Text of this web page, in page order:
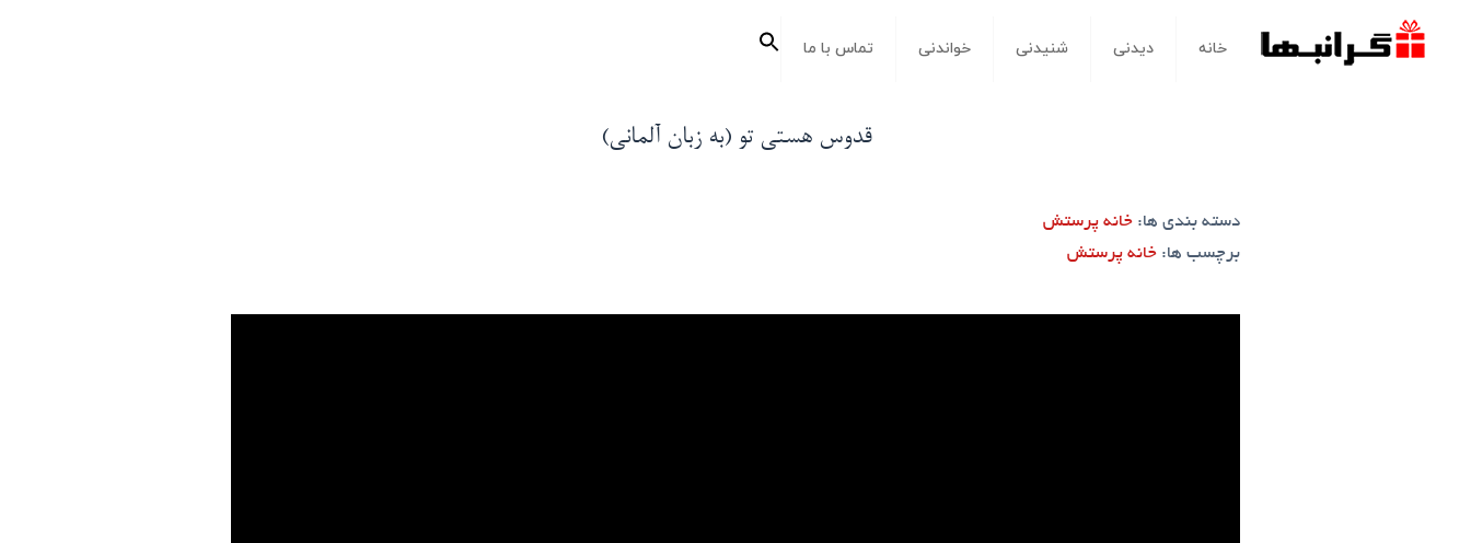
خانه دیدنی شنیدنی خواندنی تماس با ما
جستجو
برای:
دکمه جستجو
قدوس هستی تو (به زبان آلمانی)
دسته بندی ها: خانه پرستش
برچسب ها: خانه پرستش